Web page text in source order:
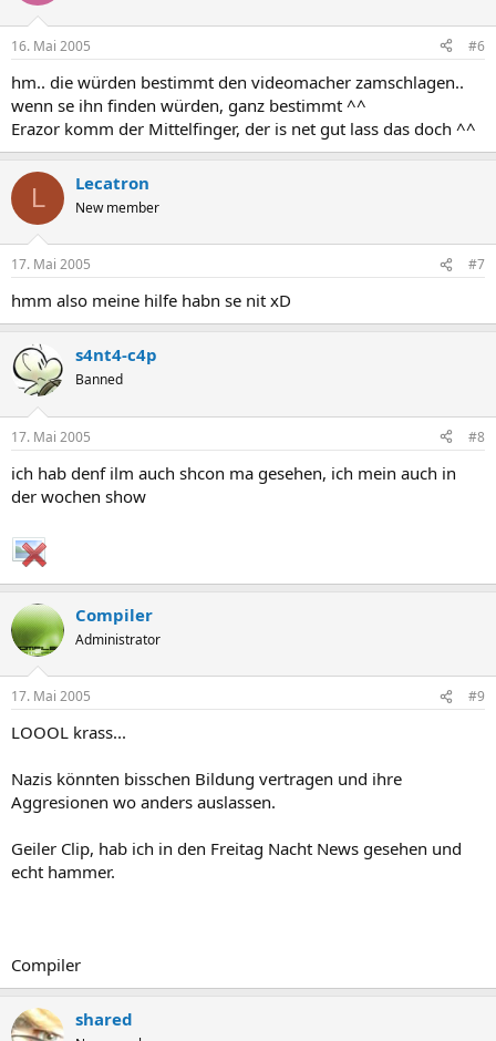
16. Mai 2005 #6
hm.. die würden bestimmt den videomacher zamschlagen..
wenn se ihn finden würden, ganz bestimmt ^^
Erazor komm der Mittelfinger, der is net gut lass das doch ^^
L Lecatron
New member
17. Mai 2005 #7
hmm also meine hilfe habn se nit xD
s4nt4-c4p
Banned
17. Mai 2005 #8
ich hab denf ilm auch shcon ma gesehen, ich mein auch in
der wochen show
Compiler
Administrator
17. Mai 2005 #9
LOOOL krass...
Nazis könnten bisschen Bildung vertragen und ihre
Aggresionen wo anders auslassen.
Geiler Clip, hab ich in den Freitag Nacht News gesehen und
echt hammer.
Compiler
shared